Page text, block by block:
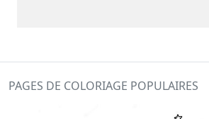
PAGES DE COLORIAGE POPULAIRES